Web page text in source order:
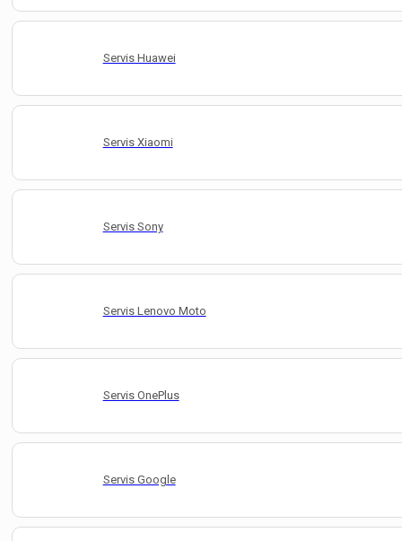
Servis Huawei
Servis Xiaomi
Servis Sony
Servis Lenovo Moto
Servis OnePlus
Servis Google